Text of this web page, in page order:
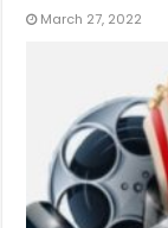
March 27, 2022